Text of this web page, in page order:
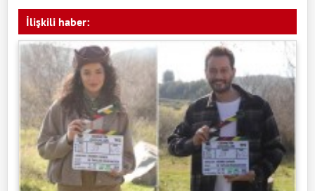
İlişkili haber: